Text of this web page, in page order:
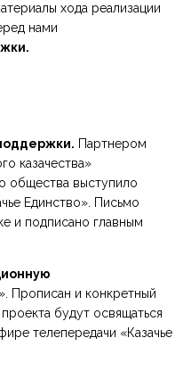
хода реализации
нами
Партнером
казачества»
общества выступило
Единство». Письмо
и подписано главным
Прописан и конкретный
будут освящаться
телепередачи «Казачье